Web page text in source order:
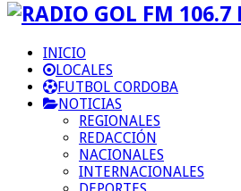
INICIO
LOCALES
FUTBOL CORDOBA
NOTICIAS
REGIONALES
REDACCIÓN
NACIONALES
INTERNACIONALES